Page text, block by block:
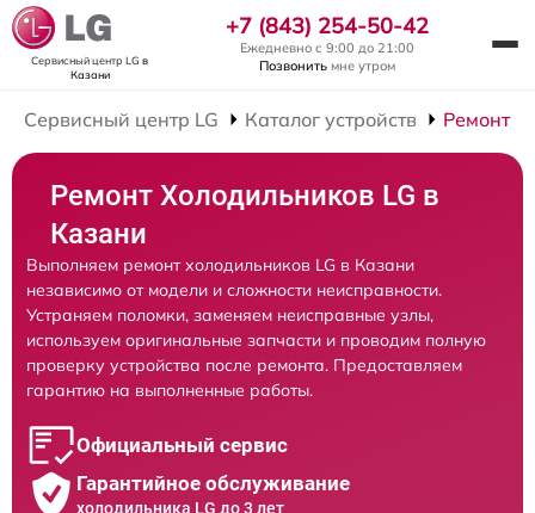
Сервисный центр LG в
Казани
+7 (843) 254-50-42
Ежедневно с 9:00 до 21:00
Позвонить мне утром
Сервисный центр LG Каталог устройств Ремонт
Ремонт Холодильников LG в
Казани
Выполняем ремонт холодильников LG в Казани
независимо от модели и сложности неисправности.
Устраняем поломки, заменяем неисправные узлы,
используем оригинальные запчасти и проводим полную
проверку устройства после ремонта. Предоставляем
гарантию на выполненные работы.
Официальный сервис
Гарантийное обслуживание
холодильника LG до 3 лет